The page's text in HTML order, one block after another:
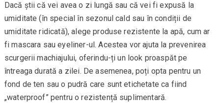
Dacă știi că vei avea o zi lungă sau că vei fi expusă la
umiditate (în special în sezonul cald sau în condiții de
umiditate ridicată), alege produse rezistente la apă, cum ar
fi mascara sau eyeliner-ul. Acestea vor ajuta la prevenirea
scurgerii machiajului, oferindu-ți un look proaspăt pe
întreaga durată a zilei. De asemenea, poți opta pentru un
fond de ten sau o pudră care sunt etichetate ca fiind
„waterproof” pentru o rezistență suplimentară.